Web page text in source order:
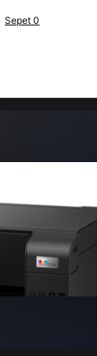
Sepet0